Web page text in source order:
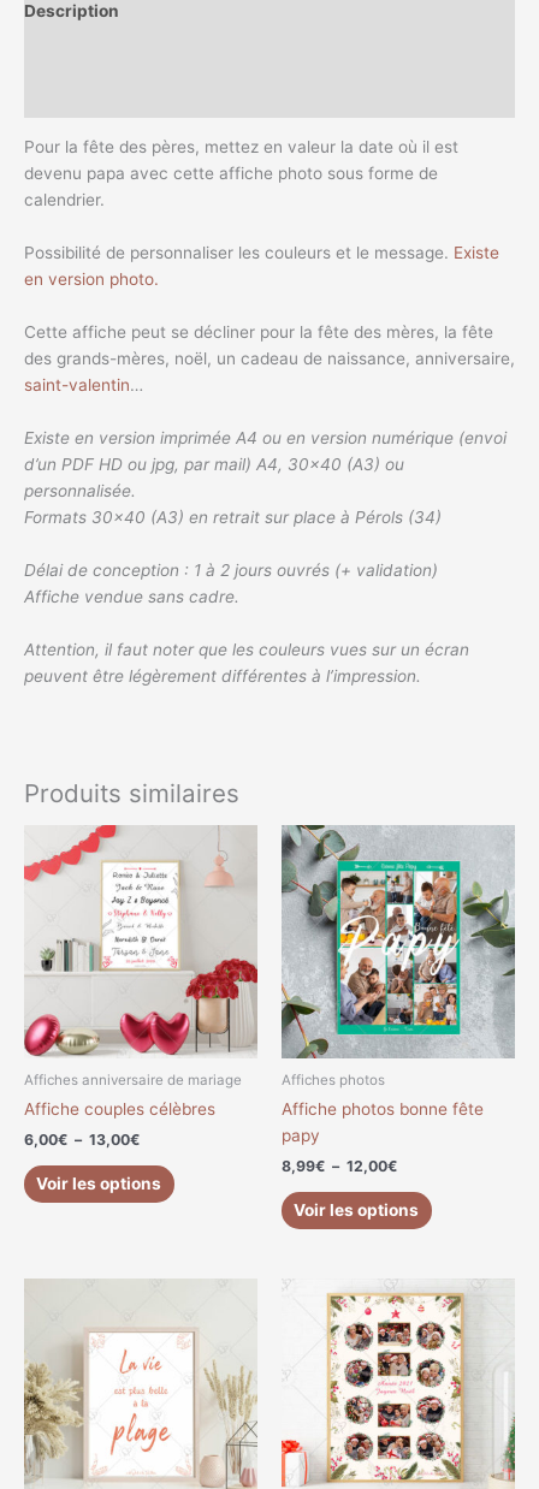
Description
Pour la fête des pères, mettez en valeur la date où il est
devenu papa avec cette affiche photo sous forme de
calendrier.
Possibilité de personnaliser les couleurs et le message. Existe
en version photo.
Cette affiche peut se décliner pour la fête des mères, la fête
des grands-mères, noël, un cadeau de naissance, anniversaire,
saint-valentin…
Existe en version imprimée A4 ou en version numérique (envoi
d’un PDF HD ou jpg, par mail) A4, 30×40 (A3) ou
personnalisée.
Formats 30×40 (A3) en retrait sur place à Pérols (34)
Délai de conception : 1 à 2 jours ouvrés (+ validation)
Affiche vendue sans cadre.
Attention, il faut noter que les couleurs vues sur un écran
peuvent être légèrement différentes à l’impression.
Produits similaires
Affiches anniversaire de mariage
Affiche couples célèbres
6,00€ – 13,00€
prix :
6,00€
à
13,00€
Voir les options
produit
a
Les
options
peuvent
être
choisies
sur
du
Affiches photos
Affiche photos bonne fête
papy
8,99€ – 12,00€
Plage
prix :
8,99€
à
12,00€
Voir les options
produit
a
plusieurs
variations.
Les
options
peuvent
être
sur
produit
prix :
5,00€
à
11,00€
a
plusieurs
variations.
options
peuvent
de
prix :
8,99€
à
12,00€
Ce
produit
a
plusieurs
variations.
Les
options
peuvent